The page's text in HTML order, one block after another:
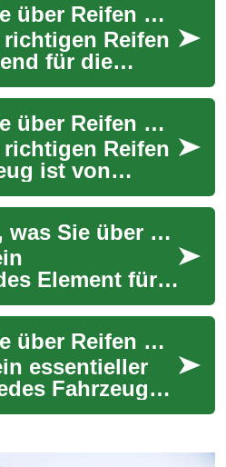
Alles, was Sie über Reifen wissen müssen: Ein umfassender Ratgeber
richtigen Reifen
für die
Leistung Ihres
einziger
Alles, was Sie über Reifen wissen müssen
richtigen Reifen
ist von
Bedeutung
Leistung und
Reifen: Alles, was Sie über die wichtigsten Arten wissen müssen
Element für
und Leistung
Sie stellen
Alles, was Sie über Reifen wissen müssen: Ein umfassender Leitfaden
essentieller
Fahrzeugs
Rolle für